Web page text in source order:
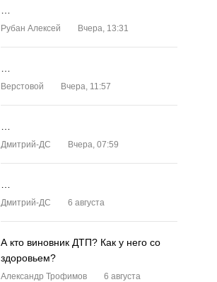
Рубан Алексей Вчера, 13:31
Верстовой Вчера, 11:57
Дмитрий-ДС Вчера, 07:59
Дмитрий-ДС 6 августа
А кто виновник ДТП? Как у него со
здоровьем?
Александр Трофимов 6 августа